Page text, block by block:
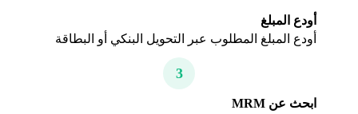
أودع المبلغ
أودع المبلغ المطلوب عبر التحويل البنكي أو البطاقة
3
ابحث عن MRM